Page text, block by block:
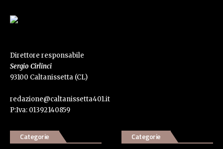
Direttore responsabile
Sergio Cirlinci
93100 Caltanissetta (CL)
redazione@caltanissetta401.it
P:Iva: 01392140859
Categorie Categorie